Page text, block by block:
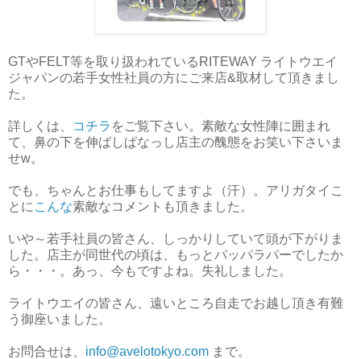
GTやFELT等を取り扱われているRITEWAY ライトウエイ
ジャパンの若手女性社員の方にご来店&取材して頂きまし
た。
詳しくは、 コチラ をご覧下さい。素敵な女性陣に囲まれ
て、鼻の下を伸ばしぱなっし店主の醜態をお笑い下さいま
せw。
でも、ちゃんとお仕事もしてますよ（汗）。アリガタイこ
とに こんな素敵なコメントも頂きました。
いや～若手社員の皆さん、しっかりしていて頭が下がりま
した。店主が同世代の頃は、もっとパッパラパーでしたか
ら・・・。あっ、今もですよね。失礼しました。
ライトウエイの皆さん、遠いところ自走でお越し頂き有難
う御座いました。
お問合せは、 info@avelotokyo.com まで。